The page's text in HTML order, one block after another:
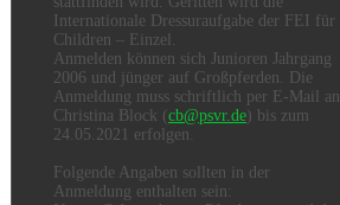
Internationale Dressuraufgabe der FEI für
Children – Einzel.
Anmelden können sich Junioren Jahrgang
2006 und jünger auf Großpferden. Die
Anmeldung muss schriftlich per E-Mail an
Christina Block (cb@psvr.de) bis zum
24.05.2021 erfolgen.
Folgende Angaben sollten in der
Anmeldung enthalten sein: